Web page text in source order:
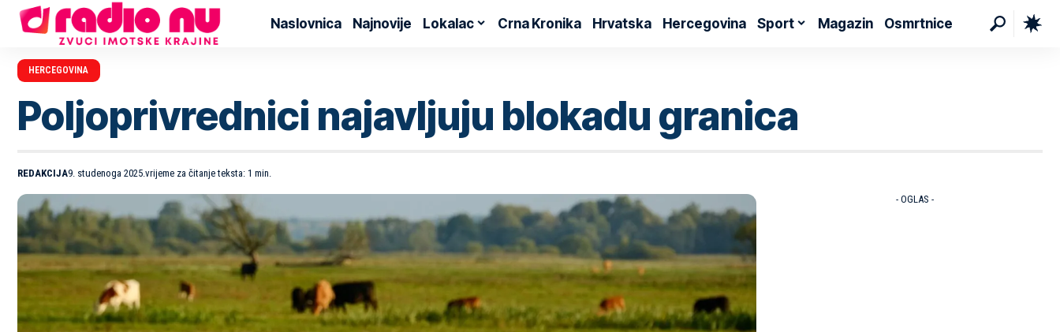
Naslovnica Najnovije Lokalac Crna Kronika Hrvatska Hercegovina Sport Magazin Osmrtnice
HERCEGOVINA
Poljoprivrednici najavljuju blokadu granica
REDAKCIJA9. studenoga 2025. vrijeme za čitanje teksta: 1 min.
- OGLAS -